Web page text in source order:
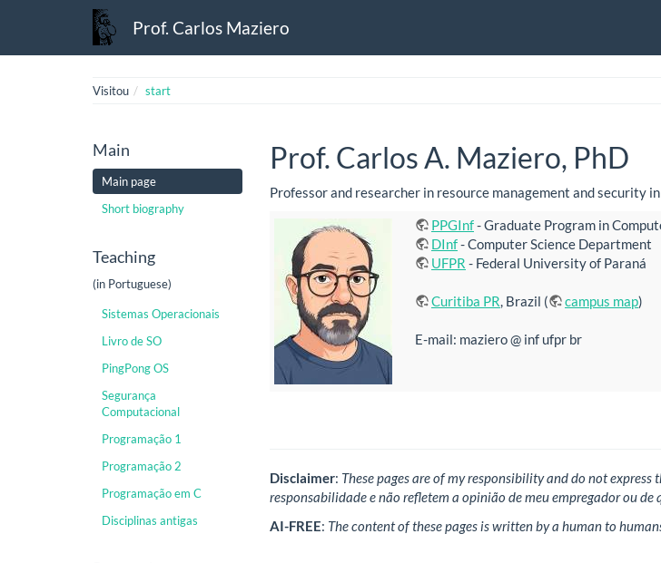
Prof. Carlos Maziero
Visitou start
Main
Main page
Short biography
Teaching
(in Portuguese)
Sistemas Operacionais
Livro de SO
PingPong OS
Segurança
Computacional
Programação 1
Programação 2
Programação em C
Disciplinas antigas
Prof. Carlos A. Maziero, PhD
Professor and researcher in resource management and security
PPGInf- Graduate Program in
DInf- Computer Science Department
UFPR - Federal University of Paraná
Curitiba PR, Brazil ( campus map)
E-mail: maziero @ inf ufpr br
Disclaimer: These pages are of my responsibility and do not
responsabilidade e não refletem a opinião de meu empregador ou
AI-FREE: The content of these pages is written by a human to